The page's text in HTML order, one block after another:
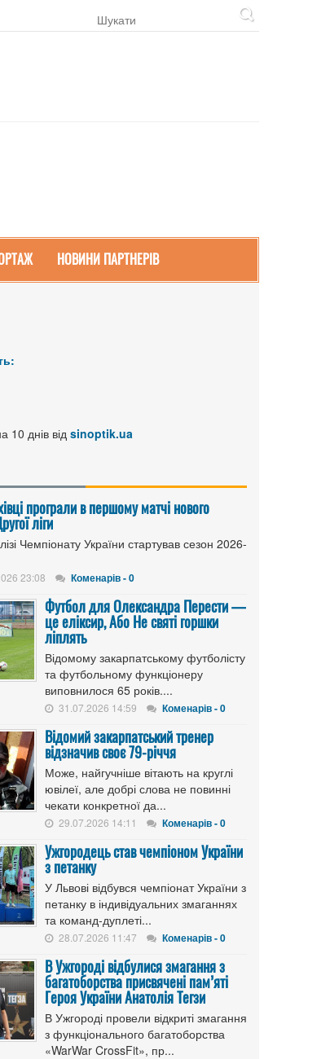
НОВИНИ ПАРТНЕРІВ
10 днів від sinoptik.ua
програли в першому матчі нового
ліги
Чемпіонату України стартував сезон 2026-
23:08 Коменарів - 0
Футбол для Олександра Перести —
це еліксир, Або Не святі горшки
ліплять
Відомому закарпатському футболісту
та футбольному функціонеру
виповнилося 65 років....
31.07.2026 14:59 Коменарів - 0
Відомий закарпатський тренер
відзначив своє 79-річчя
Може, найгучніше вітають на круглі
ювілеї, але добрі слова не повинні
чекати конкретної да...
29.07.2026 14:11 Коменарів - 0
Ужгородець став чемпіоном України
з петанку
У Львові відбувся чемпіонат України з
петанку в індивідуальних змаганнях
та команд-дуплеті...
28.07.2026 11:47 Коменарів - 0
В Ужгороді відбулися змагання з
багатоборства присвячені пам’яті
Героя України Анатолія Тегзи
В Ужгороді провели відкриті змагання
з функціонального багатоборства
«WarWar CrossFit», пр...